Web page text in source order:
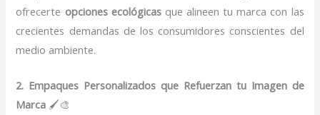
ofrecerte opciones ecológicasque alineen tu marca con las
crecientes demandas de los consumidores conscientes del
medio ambiente.
2. Empaques Personalizados que Refuerzan tu Imagen de
Marca 🖌️🎨